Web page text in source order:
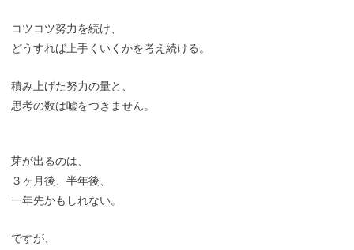
コツコツ努力を続け、
どうすれば上手くいくかを考え続ける。
積み上げた努力の量と、
思考の数は嘘をつきません。
芽が出るのは、
３ヶ月後、半年後、
一年先かもしれない。
ですが、